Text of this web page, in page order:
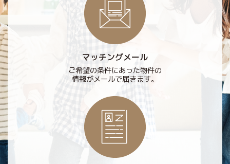
マッチングメール
ご希望の条件にあった物件の
情報がメールで届きます。